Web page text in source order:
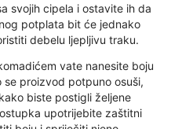
svojih cipela i ostavite ih da
potplata bit će jednako
debelu ljepljivu traku.
vate nanesite boju
proizvod potpuno osuši,
biste postigli željene
upotrijebite zaštitni